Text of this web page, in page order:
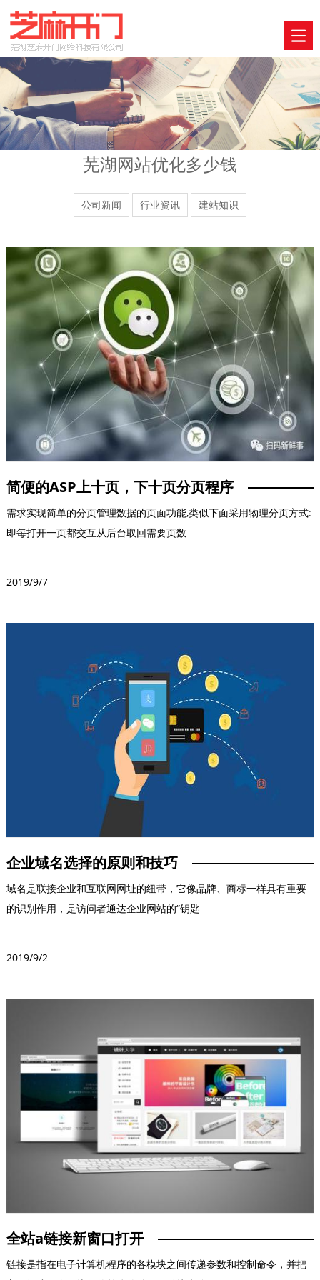
芜湖网站优化多少钱
公司新闻 行业资讯 建站知识
简便的ASP上十页，下十页分页程序
需求实现简单的分页管理数据的页面功能,类似下面采用物理分页方式:
即每打开一页都交互从后台取回需要页数
2019/9/7
企业域名选择的原则和技巧
域名是联接企业和互联网网址的纽带，它像品牌、商标一样具有重要
的识别作用，是访问者通达企业网站的“钥匙
2019/9/2
全站a链接新窗口打开
链接是指在电子计算机程序的各模块之间传递参数和控制命令，并把